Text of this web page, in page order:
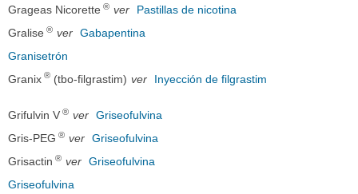
Grageas Nicorette ® ver
Pastillas de nicotina
Gralise ® ver Gabapentina
Granisetrón
Granix ® (tbo-filgrastim) ver Inyección de filgrastim
Grifulvin V ® ver Griseofulvina
Gris-PEG ® ver Griseofulvina
Grisactin ® ver Griseofulvina
Griseofulvina